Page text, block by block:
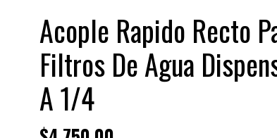
Acople Rapido Recto
Filtros De Agua
A 1/4